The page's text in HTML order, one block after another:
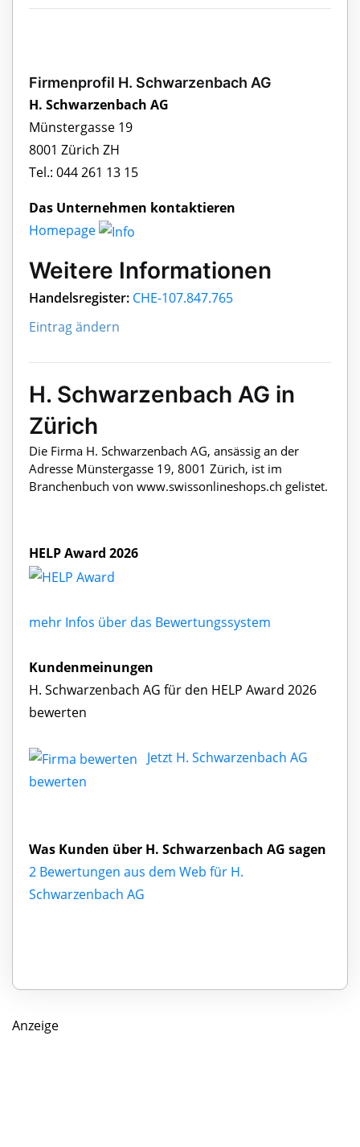
Firmenprofil H. Schwarzenbach AG
H. Schwarzenbach AG
Münstergasse 19
8001 Zürich ZH
Tel.: 044 261 13 15
Das Unternehmen kontaktieren
Homepage
Weitere Informationen
Handelsregister: CHE-107.847.765
Eintrag ändern
H. Schwarzenbach AG in
Zürich
Die Firma H. Schwarzenbach AG, ansässig an der
Adresse Münstergasse 19, 8001 Zürich, ist im
Branchenbuch von www.swissonlineshops.ch gelistet.
HELP Award 2026
mehr Infos über das Bewertungssystem
Kundenmeinungen
H. Schwarzenbach AG für den HELP Award 2026
bewerten
Jetzt H. Schwarzenbach AG
bewerten
Was Kunden über H. Schwarzenbach AG sagen
2 Bewertungen aus dem Web für H.
Schwarzenbach AG
Anzeige